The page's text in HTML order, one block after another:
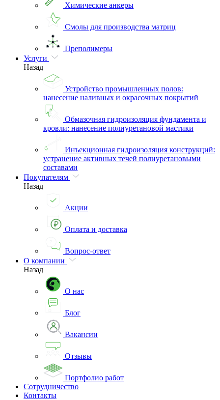
Химические анкеры
Смолы для производства матриц
Преполимеры
Услуги
Назад
Устройство промышленных полов:
нанесение наливных и окрасочных покрытий
Обмазочная гидроизоляция фундамента и
кровли: нанесение полиуретановой мастики
Инъекционная гидроизоляция конструкций:
устранение активных течей полиуретановыми
составами
Покупателям
Назад
Акции
Оплата и доставка
Вопрос-ответ
О компании
Назад
О нас
Блог
Вакансии
Отзывы
Портфолио работ
Сотрудничество
Контакты